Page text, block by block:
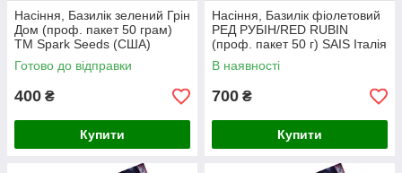
Насіння, Базилік зелений Грін
Дом (проф. пакет 50 грам)
ТМ Spark Seeds (США)
Готово до відправки
400 ₴
Купити
Насіння, Базилік фіолетовий
РЕД РУБІН/RED RUBIN
(проф. пакет 50 г) SAIS Італія
В наявності
700 ₴
Купити